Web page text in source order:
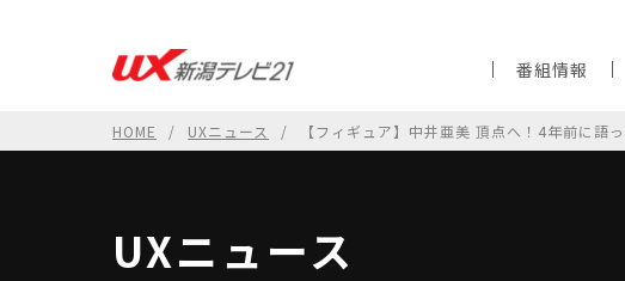
番組情報
HOME UXニュース 【フィギュア】中井亜美 頂点へ！4年前に語
UXニュース